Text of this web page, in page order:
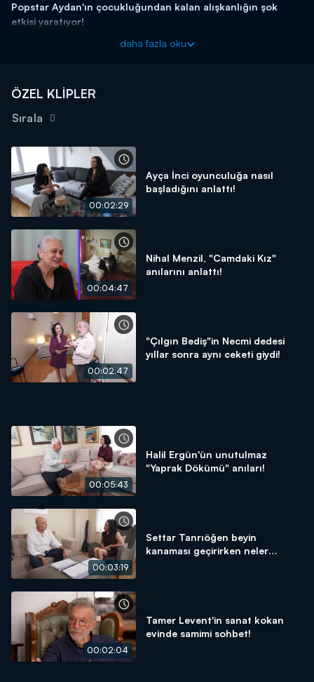
Popstar Aydan'ın çocukluğundan kalan alışkanlığın şok
etkisi yaratıyor!
Evrim Akın ile Ev Gezmesi her pazar 12.45'te Kanal D'de!
daha fazla oku
ÖZEL KLİPLER
Sırala
00:02:29
Ayça İnci oyunculuğa nasıl
başladığını anlattı!
00:04:47
Nihal Menzil, "Camdaki Kız"
anılarını anlattı!
00:02:47
"Çılgın Bediş"in Necmi dedesi
yıllar sonra aynı ceketi giydi!
00:05:43
Halil Ergün'ün unutulmaz
"Yaprak Dökümü" anıları!
00:03:19
Settar Tanrıöğen beyin
kanaması geçirirken neler
00:02:04
Tamer Levent'in sanat kokan
evinde samimi sohbet!